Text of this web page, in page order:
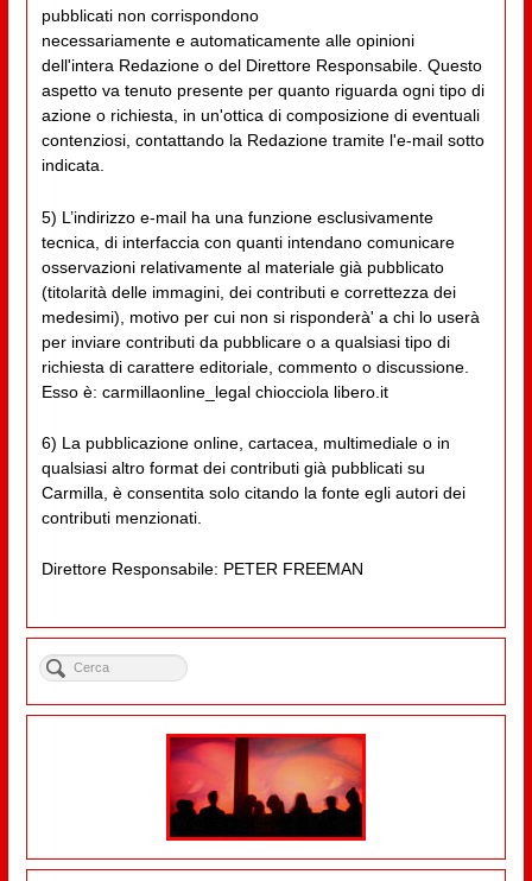
pubblicati non corrispondono
necessariamente e automaticamente alle opinioni
dell'intera Redazione o del Direttore Responsabile. Questo
aspetto va tenuto presente per quanto riguarda ogni tipo di
azione o richiesta, in un'ottica di composizione di eventuali
contenziosi, contattando la Redazione tramite l'e-mail sotto
indicata.
5) L’indirizzo e-mail ha una funzione esclusivamente
tecnica, di interfaccia con quanti intendano comunicare
osservazioni relativamente al materiale già pubblicato
(titolarità delle immagini, dei contributi e correttezza dei
medesimi), motivo per cui non si risponderà' a chi lo userà
per inviare contributi da pubblicare o a qualsiasi tipo di
richiesta di carattere editoriale, commento o discussione.
Esso è: carmillaonline_legal chiocciola libero.it
6) La pubblicazione online, cartacea, multimediale o in
qualsiasi altro format dei contributi già pubblicati su
Carmilla, è consentita solo citando la fonte egli autori dei
contributi menzionati.
Direttore Responsabile: PETER FREEMAN